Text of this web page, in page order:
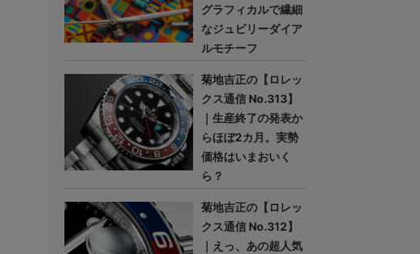
グラフィカルで繊細
なジュビリーダイア
ルモチーフ
菊地吉正の【ロレッ
クス通信 No.313】
｜生産終了の発表か
らほぼ2カ月。実勢
価格はいまおいく
ら？
菊地吉正の【ロレッ
クス通信 No.312】
｜えっ、あの超人気